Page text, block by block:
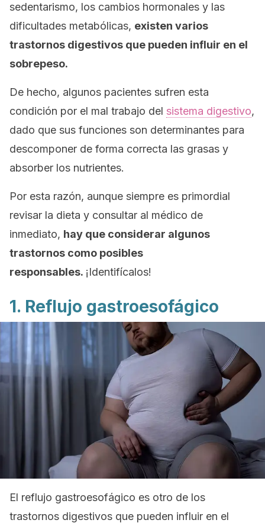
sedentarismo, los cambios hormonales y las
dificultades metabólicas, existen varios
trastornos digestivos que pueden influir en el
sobrepeso.
De hecho, algunos pacientes sufren esta
condición por el mal trabajo del sistema digestivo,
dado que sus funciones son determinantes para
descomponer de forma correcta las grasas y
absorber los nutrientes.
Por esta razón, aunque siempre es primordial
revisar la dieta y consultar al médico de
inmediato, hay que considerar algunos
trastornos como posibles
responsables. ¡Identifícalos!
1. Reflujo gastroesofágico
El reflujo gastroesofágico es otro de los
trastornos digestivos que pueden influir en el